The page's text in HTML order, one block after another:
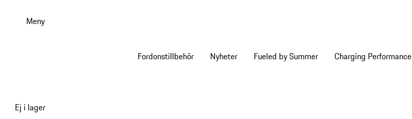
Meny
Fordonstillbehör Nyheter Fueled by Summer Charging Performance
Ej i lager